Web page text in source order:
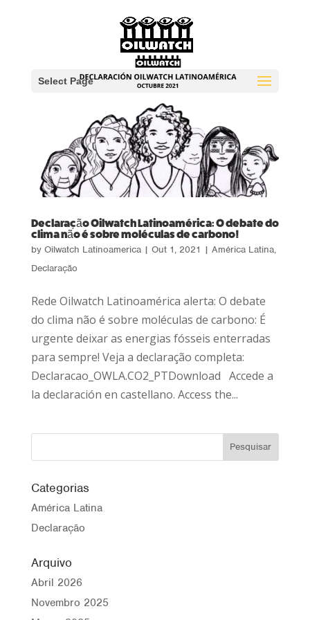
Select Page
Declaração Oilwatch Latinoamérica: O debate do
clima não é sobre moléculas de carbono!
by Oilwatch Latinoamerica| Out 1, 2021 | América Latina,
Declaração
Rede Oilwatch Latinoamérica alerta: O debate
do clima não é sobre moléculas de carbono: É
urgente deixar as energias fósseis enterradas
para sempre! Veja a declaração completa:
Declaracao_OWLA.CO2_PTDownload Accede a
la declaración en castellano. Access the...
Categorias
América Latina
Declaração
Arquivo
Abril 2026
Novembro 2025